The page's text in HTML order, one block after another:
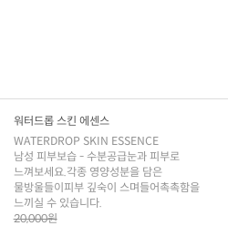
워터드롭 스킨 에센스
WATERDROP SKIN ESSENCE
남성 피부보습 - 수분공급눈과 피부로
느껴보세요.각종 영양성분을 담은
물방울들이피부 깊숙이 스며들어촉촉함을
느끼실 수 있습니다.
20,000원